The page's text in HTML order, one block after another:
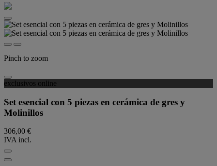
Pinch to zoom
exclusivos online
Set esencial con 5 piezas en cerámica de gres y
Molinillos
306,00 €
IVA incl.